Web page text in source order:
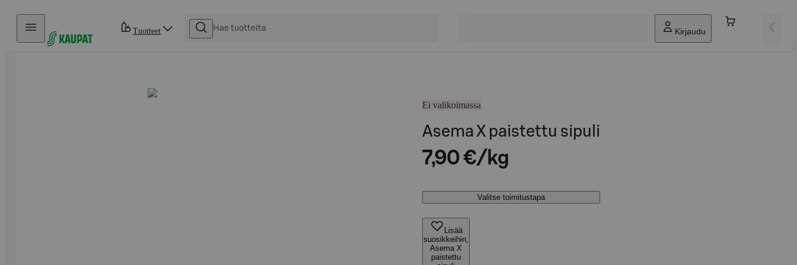
Hyppää sisältöön
Tuotteet Kirjaudu
Ei valikoimassa
Asema X paistettu sipuli
7,90 €/kg
Valitse toimitustapa
Lisää
suosikkeihin,
Asema X
paistettu